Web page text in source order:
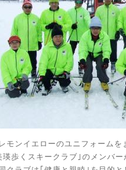
モンイエローのユニフォームを
瑛歩くスキークラブ｣のメンバー